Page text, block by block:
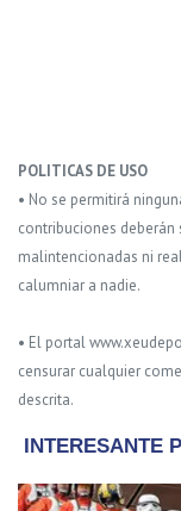
POLITICAS DE USO
• No se permitirá
contribuciones deberán
malintencionadas ni
calumniar a nadie.
• El portal
censurar cualquier
descrita.